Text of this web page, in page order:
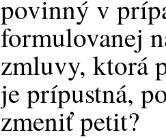
povinný v
formulovanej
zmluvy, ktorá
je prípustná,
zmeniť petit?